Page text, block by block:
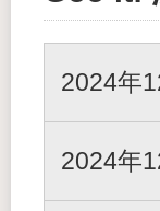
2024年
2024年